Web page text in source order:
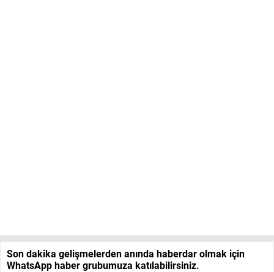
Son dakika gelişmelerden anında haberdar olmak için
WhatsApp haber grubumuza katılabilirsiniz.